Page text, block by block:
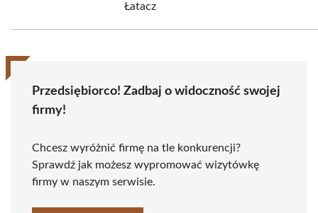
Łatacz
Przedsiębiorco! Zadbaj o widoczność swojej
firmy!
Chcesz wyróżnić firmę na tle konkurencji?
Sprawdź jak możesz wypromować wizytówkę
firmy w naszym serwisie.